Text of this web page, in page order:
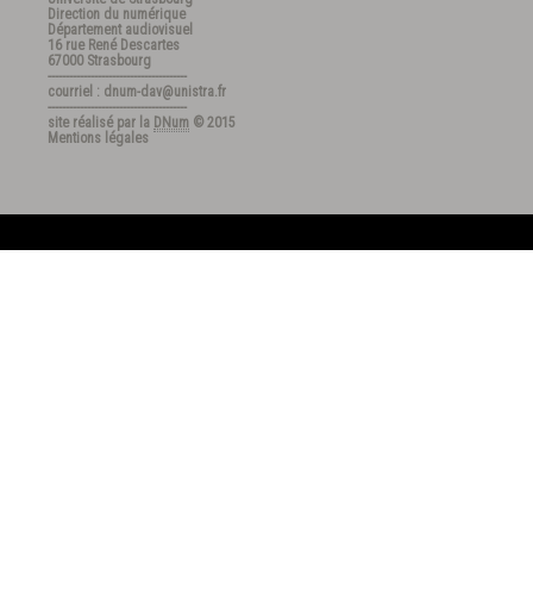
Direction du numérique
Département audiovisuel
16 rue René Descartes
67000 Strasbourg
---------------------------------------
courriel : dnum-dav@unistra.fr
---------------------------------------
site réalisé par la DNum © 2015
Mentions légales